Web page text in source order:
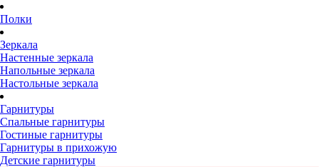
Полки
Зеркала
Настенные зеркала
Напольные зеркала
Настольные зеркала
Гарнитуры
Спальные гарнитуры
Гостиные гарнитуры
Гарнитуры в прихожую
Детские гарнитуры